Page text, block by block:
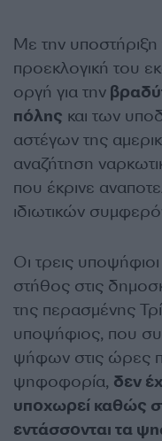
Με την
προεκλογική του
οργή για την
πόλης και των
αστέγων της
αναζήτηση
που έκρινε
ιδιωτικών
Οι τρεις
στήθος στις
της περασμένης
υποψήφιος, που
ψήφων στις ώρες
ψηφοφορία, δεν
υποχωρεί καθώς
εντάσσονται τα